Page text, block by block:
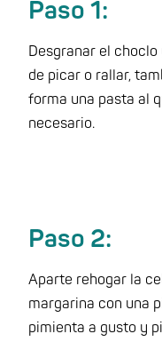
Paso 1:
Desgranar el
de picar o rallar,
forma una pasta al
necesario.
Paso 2:
Aparte rehogar la
margarina con una
pimienta a gusto y